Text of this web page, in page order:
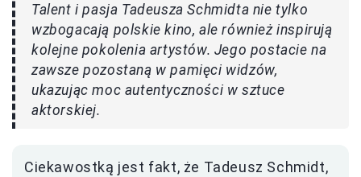
Talent i pasja Tadeusza Schmidta nie tylko
wzbogacają polskie kino, ale również inspirują
kolejne pokolenia artystów. Jego postacie na
zawsze pozostaną w pamięci widzów,
ukazując moc autentyczności w sztuce
aktorskiej.
Ciekawostką jest fakt, że Tadeusz Schmidt,